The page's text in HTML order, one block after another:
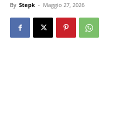
By Stepk - Maggio 27, 2026